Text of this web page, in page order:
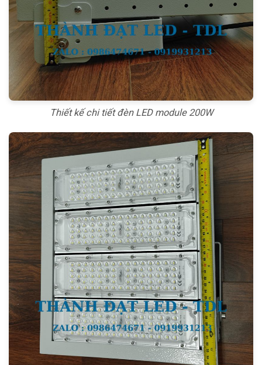
Thiết kế chi tiết đèn LED module 200W